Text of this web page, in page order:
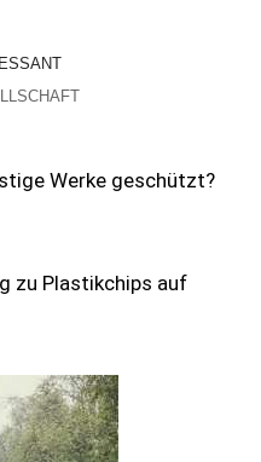
Werke geschützt?
zu Plastikchips auf